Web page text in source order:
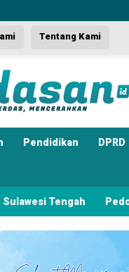
Dua Kali
Tentang Kami
Pendidikan DPRD
Sulawesi Tengah